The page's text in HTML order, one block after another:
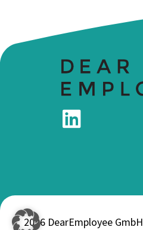
2026 DearEmployee GmbH